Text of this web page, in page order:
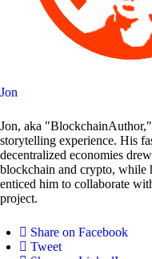
Jon
Jon, aka
storytelling experience. His
decentralized economies
blockchain and crypto, while
enticed him to collaborate
project.
Share on Facebook
Tweet